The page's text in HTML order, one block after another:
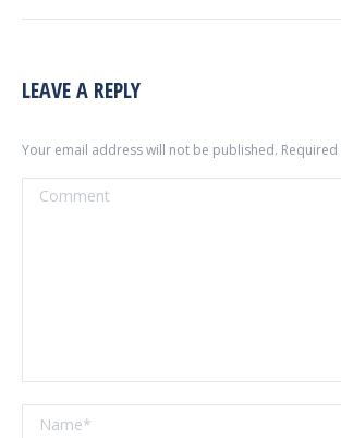
LEAVE A REPLY
Your email address will not be published.
Comment
Name *